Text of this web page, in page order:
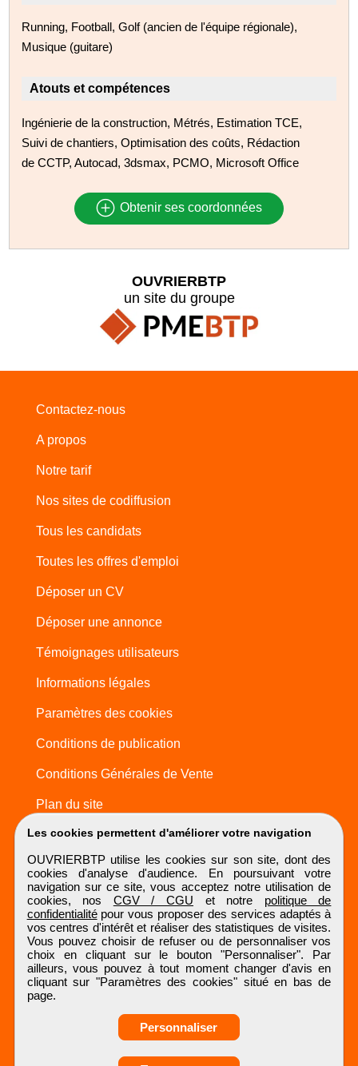
Running, Football, Golf (ancien de l'équipe régionale),
Musique (guitare)
Atouts et compétences
Ingénierie de la construction, Métrés, Estimation TCE,
Suivi de chantiers, Optimisation des coûts, Rédaction
de CCTP, Autocad, 3dsmax, PCMO, Microsoft Office
Obtenir ses coordonnées
Les cookies permettent d'améliorer votre navigation
OUVRIERBTP utilise les cookies sur son site, dont des
cookies d'analyse d'audience. En poursuivant votre
navigation sur ce site, vous acceptez notre utilisation de
cookies, nos CGV / CGU et notre politique de
confidentialitépour vous proposer des services adaptés à
vos centres d'intérêt et réaliser des statistiques de visites.
Vous pouvez choisir de refuser ou de personnaliser vos
choix en cliquant sur le bouton "Personnaliser". Par
ailleurs, vous pouvez à tout moment changer d'avis en
cliquant sur "Paramètres des cookies" situé en bas de
page.
Personnaliser
OUVRIERBTP
un site du groupe
Contactez-nous
A propos
Notre tarif
Nos sites de codiffusion
Tous les candidats
Toutes les offres d'emploi
Déposer un CV
Déposer une annonce
Témoignages utilisateurs
Informations légales
Paramètres des cookies
Conditions de publication
Conditions Générales de Vente
Plan du site